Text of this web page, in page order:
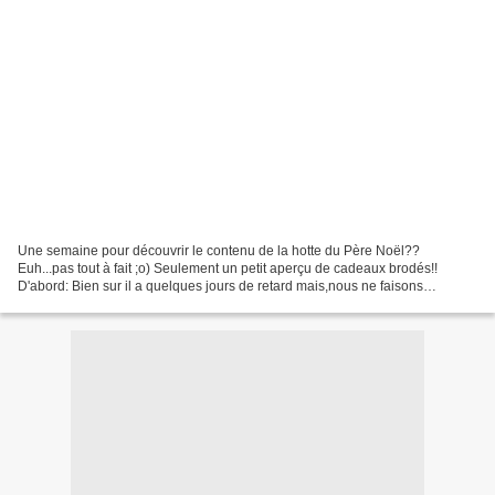
Une semaine pour découvrir le contenu de la hotte du Père Noël??
Euh...pas tout à fait ;o) Seulement un petit aperçu de cadeaux brodés!!
D'abord: Bien sur il a quelques jours de retard mais,nous ne faisons